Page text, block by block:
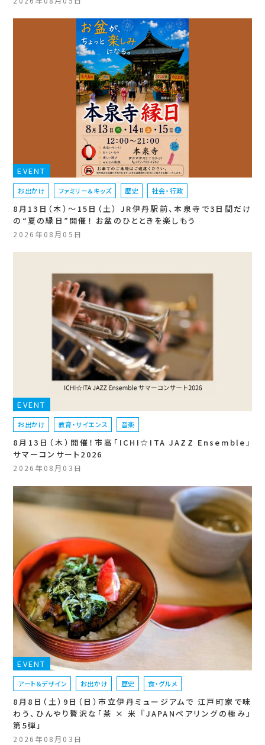
EVENT
お出かけ ファミリー＆キッズ 歴史 社会・行政
8月13日（木）〜15日（土） JR伊丹駅前、本泉寺で3日間だけ
の“夏の縁日”開催！ お盆のひとときを楽しもう
2026年08月05日
EVENT
お出かけ 教育・サイエンス 音楽
8月13日（木）開催！市高「ICHI☆ITA JAZZ Ensemble」
サマーコンサート2026
2026年08月03日
EVENT
アート＆デザイン お出かけ 歴史 食・グルメ
8月8日（土）9日（日）市立伊丹ミュージアムで 江戸町家で味
わう、ひんやり贅沢な「茶 × 米 『JAPANペアリングの極み』
第5弾」
2026年08月03日